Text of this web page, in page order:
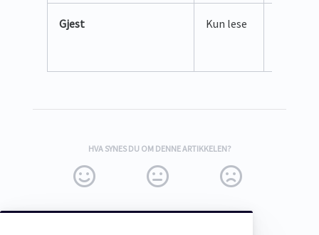
Gjest Kun lese
HVA SYNES DU OM DENNE ARTIKKELEN?